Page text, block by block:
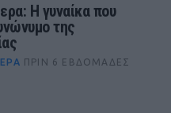
Η γυναίκα που
της
ΠΡΙΝ 6 ΕΒΔΟΜΆΔΕΣ